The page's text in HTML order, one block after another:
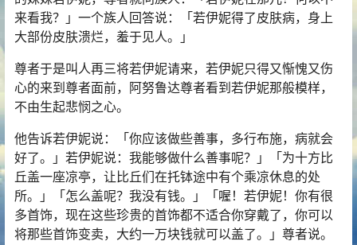
来看我？」一个族人回答说：「若伊妮得了皮肤病，身上
大部份皮肤溃烂，羞于见人。」
尊者于是叫人再三将若伊妮请来，若伊妮只得又惭愧又伤
心的来到尊者面前，阿努鲁达尊者看到若伊妮那般模样，
不由生起悲悯之心。
他告诉若伊妮说：「你应该做些善事，多行布施，病就会
好了。」若伊妮说：我能够做什么善事呢？」「为十方比
丘盖一座凉亭，让比丘们在托钵途中有个乘凉休息的处
所。」「怎么盖呢？我没有钱。」「喔！若伊妮！你有很
多首饰，现在这些珍贵的首饰都不适合你穿戴了，你可以
将那些首饰变卖，大约一万块钱就可以盖了。」尊者说。